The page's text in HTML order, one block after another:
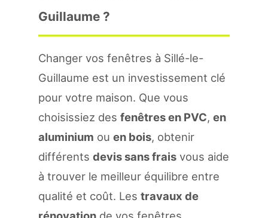
Guillaume ?
Changer vos fenêtres à Sillé-le-
Guillaume est un investissement clé
pour votre maison. Que vous
choisissiez des fenêtres en PVC, en
aluminium ou en bois, obtenir
différents devis sans frais vous aide
à trouver le meilleur équilibre entre
qualité et coût. Les travaux de